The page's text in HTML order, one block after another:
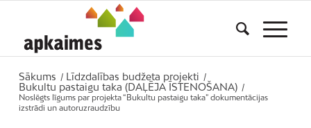
Sākums / Līdzdalības budžeta projekti /
Bukultu pastaigu taka (DAĻĒJA ĪSTENOŠANA) /
Noslēgts līgums par projekta “Bukultu pastaigu taka” dokumentācijas
izstrādi un autoruzraudzību